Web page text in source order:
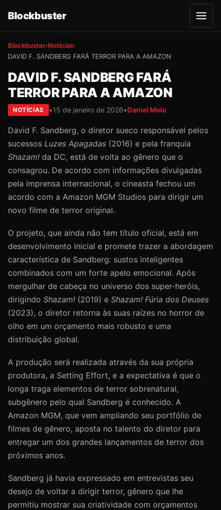
Blockbuster
A
b
r
Blockbuster›Notícias›
DAVID F. SANDBERG FARÁ TERROR PARA A AMAZON
DAVID F. SANDBERG FARÁ
TERROR PARA A AMAZON
NOTÍCIAS •15 de janeiro de 2026•Daniel Melo
David F. Sandberg, o diretor sueco responsável pelos
sucessos Luzes Apagadas (2016) e pela franquia
Shazam! da DC, está de volta ao gênero que o
consagrou. De acordo com informações divulgadas
pela imprensa internacional, o cineasta fechou um
acordo com a Amazon MGM Studios para dirigir um
novo filme de terror original.
O projeto, que ainda não tem título oficial, está em
desenvolvimento inicial e promete trazer a abordagem
característica de Sandberg: sustos inteligentes
combinados com um forte apelo emocional. Após
mergulhar de cabeça no universo dos super-heróis,
dirigindo Shazam! (2019) e Shazam! Fúria dos Deuses
(2023), o diretor retorna às suas raízes no horror de
olho em um orçamento mais robusto e uma
distribuição global.
A produção será realizada através da sua própria
produtora, a Setting Effort, e a expectativa é que o
longa traga elementos de terror sobrenatural,
subgênero pelo qual Sandberg é conhecido. A
Amazon MGM, que vem ampliando seu portfólio de
filmes de gênero, aposta no talento do diretor para
entregar um dos grandes lançamentos de terror dos
próximos anos.
Sandberg já havia expressado em entrevistas seu
desejo de voltar a dirigir terror, gênero que lhe
permitiu mostrar sua criatividade com orçamentos